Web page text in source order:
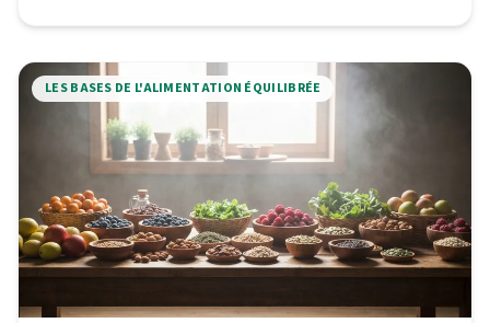
LES BASES DE L'ALIMENTATION ÉQUILIBRÉE